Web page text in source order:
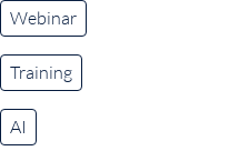
Webinar
Training
AI